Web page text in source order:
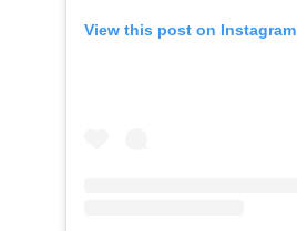
View this post on Instagram